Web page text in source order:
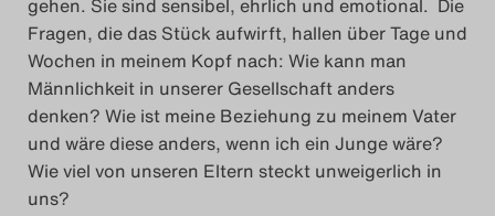
2025
Das Theatertreffen-Blog
Archiv
Impressum
gehen. Sie sind sensibel, ehrlich und emotional. Die
Fragen, die das Stück aufwirft, hallen über Tage und
Wochen in meinem Kopf nach: Wie kann man
Männlichkeit in unserer Gesellschaft anders
denken? Wie ist meine Beziehung zu meinem Vater
und wäre diese anders, wenn ich ein Junge wäre?
Wie viel von unseren Eltern steckt unweigerlich in
uns?